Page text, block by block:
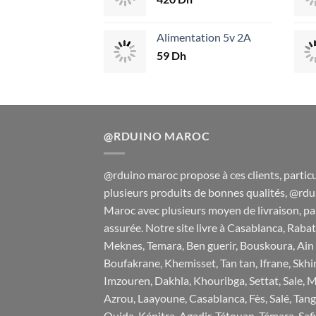
Alimentation 5v 2A
59 Dh
@RDUINO MAROC
@rduino maroc propose à ces clients,
plusieurs produits de bonnes qualités,
Maroc avec plusieurs moyen de livraison,
assurée. Notre site livre à Casablanca,
Meknes, Temara, Ben guerir, Bouskoura,
Boufakrane, Khemisset, Tan tan, Ifrane,
Imzouren, Dakhla, Khouribga, Settat, Sale,
Azrou, Laayoune, Casablanca, Fès, Salé,